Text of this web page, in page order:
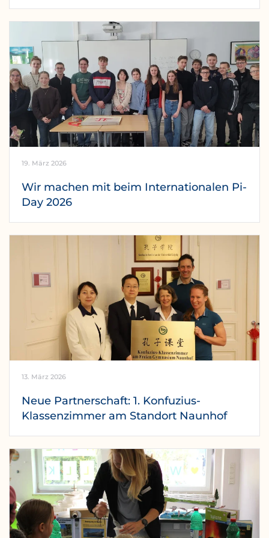
19. März 2026
Wir machen mit beim Internationalen Pi-
Day 2026
13. März 2026
Neue Partnerschaft: 1. Konfuzius-
Klassenzimmer am Standort Naunhof